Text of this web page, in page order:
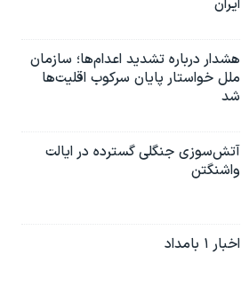
ایران
هشدار درباره تشدید اعدام‌ها؛ سازمان
ملل خواستار پایان سرکوب اقلیت‌ها
شد
آتش‌سوزی جنگلی گسترده در ایالت
واشنگتن
اخبار ۱ بامداد